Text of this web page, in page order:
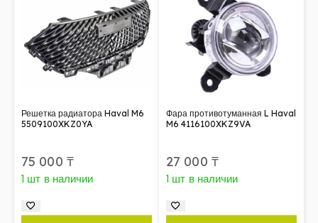
Решетка радиатора Haval M6
5509100XKZ0YA
75 000 ₸
1 шт в наличии
Фара противотуманная L Haval
M6 4116100XKZ9VA
27 000 ₸
1 шт в наличии